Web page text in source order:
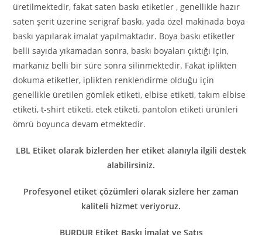
üretilmektedir, fakat saten baskı etiketler , genellikle hazır
saten şerit üzerine serigraf baskı, yada özel makinada boya
baskı yapılarak imalat yapılmaktadır. Boya baskı etiketler
belli sayıda yıkamadan sonra, baskı boyaları çıktığı için,
markanız belli bir süre sonra silinmektedir. Fakat iplikten
dokuma etiketler, iplikten renklendirme olduğu için
genellikle üretilen gömlek etiketi, elbise etiketi, takım elbise
etiketi, t-shirt etiketi, etek etiketi, pantolon etiketi ürünleri
ömrü boyunca devam etmektedir.
LBL Etiket olarak bizlerden her etiket alanıyla ilgili destek
alabilirsiniz.
Profesyonel etiket çözümleri olarak sizlere her zaman
kaliteli hizmet veriyoruz.
BURDUR Etiket Baskı İmalat ve Satış